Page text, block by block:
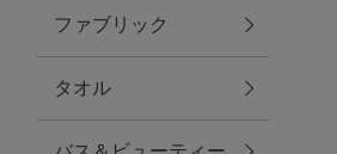
バッグ
キッチン・ダイニング
ファブリック
タオル